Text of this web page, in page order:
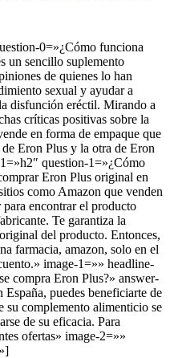
0=»¿Cómo funciona
un sencillo suplemento
de quienes lo han
sexual y ayudar a
disfunción eréctil. Mirando a
críticas positivas sobre la
en forma de empaque que
Eron Plus y la otra de Eron
question-1=»¿Cómo
Eron Plus original en
como Amazon que venden
encontrar el producto
Te garantiza la
del producto. Entonces,
farmacia, amazon, solo en el
image-1=»» headline-
compra Eron Plus?» answer-
puedes beneficiarte de
su complemento alimenticio se
de su eficacia. Para
ofertas» image-2=»»